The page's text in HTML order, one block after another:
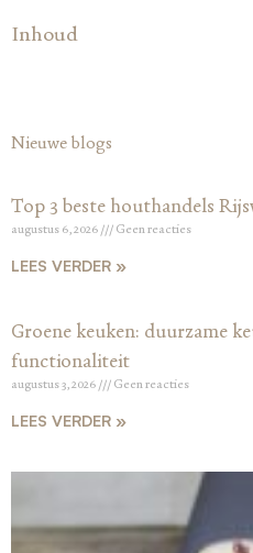
Inhoud
Nieuwe blogs
Top 3 beste houthandels
augustus 6, 2026 Geen reacties
LEES VERDER »
Groene keuken: duurzame
functionaliteit
augustus 3, 2026 Geen reacties
LEES VERDER »